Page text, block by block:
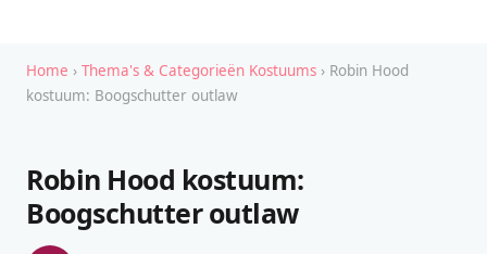
Home › Thema's & Categorieën Kostuums › Robin Hood
kostuum: Boogschutter outlaw
Robin Hood kostuum:
Boogschutter outlaw